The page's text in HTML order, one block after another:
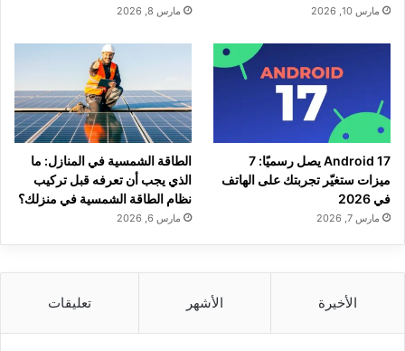
مارس 10, 2026 مارس 8, 2026
Android 17 يصل رسميًا: 7
ميزات ستغيّر تجربتك على الهاتف
في 2026
مارس 7, 2026
الطاقة الشمسية في المنازل: ما
الذي يجب أن تعرفه قبل تركيب
نظام الطاقة الشمسية في منزلك؟
مارس 6, 2026
الأخيرة الأشهر تعليقات